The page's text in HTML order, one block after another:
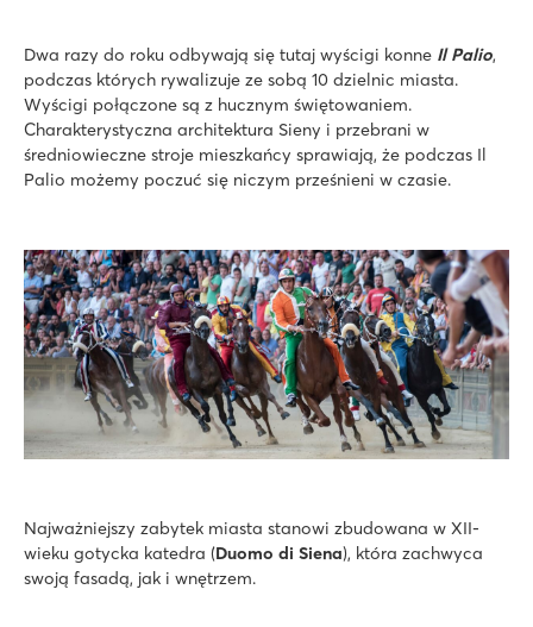
Dwa razy do roku odbywają się tutaj wyścigi konne Il Palio,
podczas których rywalizuje ze sobą 10 dzielnic miasta.
Wyścigi połączone są z hucznym świętowaniem.
Charakterystyczna architektura Sieny i przebrani w
średniowieczne stroje mieszkańcy sprawiają, że podczas Il
Palio możemy poczuć się niczym prześnieni w czasie.
Najważniejszy zabytek miasta stanowi zbudowana w XII-
wieku gotycka katedra (Duomo di Siena), która zachwyca
swoją fasadą, jak i wnętrzem.